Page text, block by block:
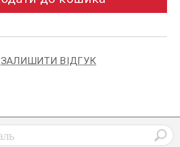
ЗАЛИШИТИ ВІДГУК